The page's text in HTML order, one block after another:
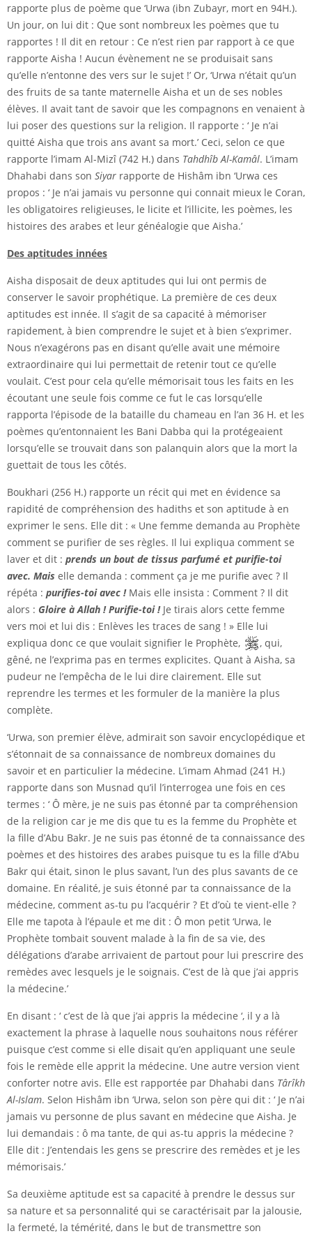
rapporte plus de poème que ‘Urwa (ibn Zubayr, mort en 94H.).
Un jour, on lui dit : Que sont nombreux les poèmes que tu
rapportes ! Il dit en retour : Ce n’est rien par rapport à ce que
rapporte Aisha ! Aucun évènement ne se produisait sans
qu’elle n’entonne des vers sur le sujet !’ Or, ‘Urwa n’était qu’un
des fruits de sa tante maternelle Aisha et un de ses nobles
élèves. Il avait tant de savoir que les compagnons en venaient à
lui poser des questions sur la religion. Il rapporte : ‘ Je n’ai
quitté Aisha que trois ans avant sa mort.’ Ceci, selon ce que
rapporte l’imam Al-Mizî (742 H.) dans Tahdhîb Al-Kamâl. L’imam
Dhahabi dans son Siyar rapporte de Hishâm ibn ‘Urwa ces
propos : ‘ Je n’ai jamais vu personne qui connait mieux le Coran,
les obligatoires religieuses, le licite et l’illicite, les poèmes, les
histoires des arabes et leur généalogie que Aisha.’
Des aptitudes innées
Aisha disposait de deux aptitudes qui lui ont permis de
conserver le savoir prophétique. La première de ces deux
aptitudes est innée. Il s’agit de sa capacité à mémoriser
rapidement, à bien comprendre le sujet et à bien s’exprimer.
Nous n’exagérons pas en disant qu’elle avait une mémoire
extraordinaire qui lui permettait de retenir tout ce qu’elle
voulait. C’est pour cela qu’elle mémorisait tous les faits en les
écoutant une seule fois comme ce fut le cas lorsqu’elle
rapporta l’épisode de la bataille du chameau en l’an 36 H. et les
poèmes qu’entonnaient les Bani Dabba qui la protégeaient
lorsqu’elle se trouvait dans son palanquin alors que la mort la
guettait de tous les côtés.
Boukhari (256 H.) rapporte un récit qui met en évidence sa
rapidité de compréhension des hadiths et son aptitude à en
exprimer le sens. Elle dit : « Une femme demanda au Prophète
comment se purifier de ses règles. Il lui expliqua comment se
laver et dit : prends un bout de tissus parfumé et purifie-toi
avec. Mais elle demanda : comment ça je me purifie avec ? Il
répéta : purifies-toi avec !Mais elle insista : Comment ? Il dit
alors : Gloire à Allah ! Purifie-toi !Je tirais alors cette femme
vers moi et lui dis : Enlèves les traces de sang ! » Elle lui
expliqua donc ce que voulait signifier le Prophète,
, qui,
gêné, ne l’exprima pas en termes explicites. Quant à Aisha, sa
pudeur ne l’empêcha de le lui dire clairement. Elle sut
reprendre les termes et les formuler de la manière la plus
complète.
‘Urwa, son premier élève, admirait son savoir encyclopédique et
s’étonnait de sa connaissance de nombreux domaines du
savoir et en particulier la médecine. L’imam Ahmad (241 H.)
rapporte dans son Musnad qu’il l’interrogea une fois en ces
termes : ‘ Ô mère, je ne suis pas étonné par ta compréhension
de la religion car je me dis que tu es la femme du Prophète et
la fille d’Abu Bakr. Je ne suis pas étonné de ta connaissance des
poèmes et des histoires des arabes puisque tu es la fille d’Abu
Bakr qui était, sinon le plus savant, l’un des plus savants de ce
domaine. En réalité, je suis étonné par ta connaissance de la
médecine, comment as-tu pu l’acquérir ? Et d’où te vient-elle ?
Elle me tapota à l’épaule et me dit : Ô mon petit ‘Urwa, le
Prophète tombait souvent malade à la fin de sa vie, des
délégations d’arabe arrivaient de partout pour lui prescrire des
remèdes avec lesquels je le soignais. C’est de là que j’ai appris
la médecine.’
En disant : ‘ c’est de là que j’ai appris la médecine ‘, il y a là
exactement la phrase à laquelle nous souhaitons nous référer
puisque c’est comme si elle disait qu’en appliquant une seule
fois le remède elle apprit la médecine. Une autre version vient
conforter notre avis. Elle est rapportée par Dhahabi dans Târîkh
Al-Islam. Selon Hishâm ibn ‘Urwa, selon son père qui dit : ‘ Je n’ai
jamais vu personne de plus savant en médecine que Aisha. Je
lui demandais : ô ma tante, de qui as-tu appris la médecine ?
Elle dit : J’entendais les gens se prescrire des remèdes et je les
mémorisais.’
Sa deuxième aptitude est sa capacité à prendre le dessus sur
sa nature et sa personnalité qui se caractérisait par la jalousie,
la fermeté, la témérité, dans le but de transmettre son